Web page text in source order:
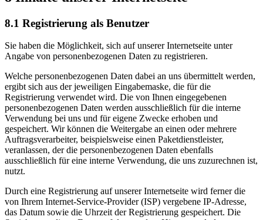
8.1 Registrierung als Benutzer
Sie haben die Möglichkeit, sich auf unserer Internetseite unter
Angabe von personenbezogenen Daten zu registrieren.
Welche personenbezogenen Daten dabei an uns übermittelt werden,
ergibt sich aus der jeweiligen Eingabemaske, die für die
Registrierung verwendet wird. Die von Ihnen eingegebenen
personenbezogenen Daten werden ausschließlich für die interne
Verwendung bei uns und für eigene Zwecke erhoben und
gespeichert. Wir können die Weitergabe an einen oder mehrere
Auftragsverarbeiter, beispielsweise einen Paketdienstleister,
veranlassen, der die personenbezogenen Daten ebenfalls
ausschließlich für eine interne Verwendung, die uns zuzurechnen ist,
nutzt.
Durch eine Registrierung auf unserer Internetseite wird ferner die
von Ihrem Internet-Service-Provider (ISP) vergebene IP-Adresse,
das Datum sowie die Uhrzeit der Registrierung gespeichert. Die